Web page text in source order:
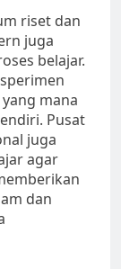
riset dan
juga
belajar.
mana
Pusat
juga
agar
dan